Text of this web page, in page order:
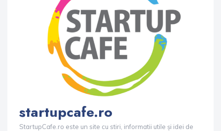
startupcafe.ro
StartupCafe.ro este un site cu stiri, informatii utile și idei de